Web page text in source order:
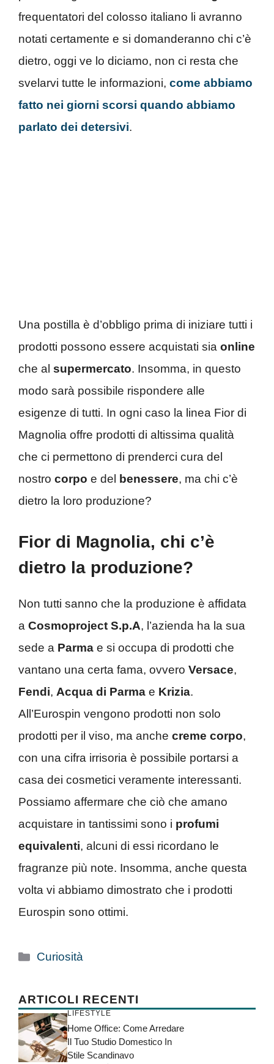
frequentatori del colosso italiano li avranno
notati certamente e si domanderanno chi c’è
dietro, oggi ve lo diciamo, non ci resta che
svelarvi tutte le informazioni, come abbiamo
fatto nei giorni scorsi quando abbiamo
parlato dei detersivi.
Una postilla è d’obbligo prima di iniziare tutti i
prodotti possono essere acquistati sia online
che al supermercato. Insomma, in questo
modo sarà possibile rispondere alle
esigenze di tutti. In ogni caso la linea Fior di
Magnolia offre prodotti di altissima qualità
che ci permettono di prenderci cura del
nostro corpo e del benessere, ma chi c’è
dietro la loro produzione?
Fior di Magnolia, chi c’è
dietro la produzione?
Non tutti sanno che la produzione è affidata
a Cosmoproject S.p.A, l’azienda ha la sua
sede a Parma e si occupa di prodotti che
vantano una certa fama, ovvero Versace,
Fendi, Acqua di Parma e Krizia.
All’Eurospin vengono prodotti non solo
prodotti per il viso, ma anche creme corpo,
con una cifra irrisoria è possibile portarsi a
casa dei cosmetici veramente interessanti.
Possiamo affermare che ciò che amano
acquistare in tantissimi sono i profumi
equivalenti, alcuni di essi ricordano le
fragranze più note. Insomma, anche questa
volta vi abbiamo dimostrato che i prodotti
Eurospin sono ottimi.
Categorie
Curiosità
ARTICOLI RECENTI
LIFESTYLE
Home Office: Come Arredare
Il Tuo Studio Domestico In
Stile Scandinavo